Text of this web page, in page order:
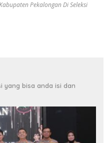
Pekalongan Di Seleksi
yang bisa anda isi dan